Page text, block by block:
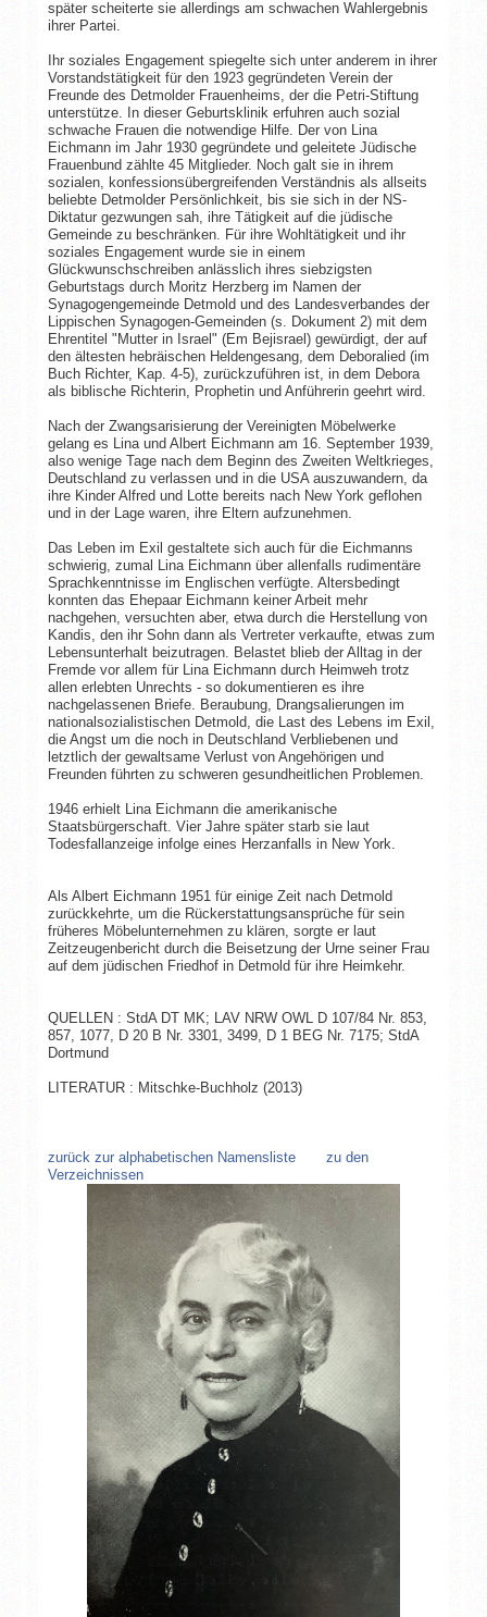
später scheiterte sie allerdings am schwachen Wahlergebnis
ihrer Partei.
Ihr soziales Engagement spiegelte sich unter anderem in ihrer
Vorstandstätigkeit für den 1923 gegründeten Verein der
Freunde des Detmolder Frauenheims, der die Petri-Stiftung
unterstütze. In dieser Geburtsklinik erfuhren auch sozial
schwache Frauen die notwendige Hilfe. Der von Lina
Eichmann im Jahr 1930 gegründete und geleitete Jüdische
Frauenbund zählte 45 Mitglieder. Noch galt sie in ihrem
sozialen, konfessionsübergreifenden Verständnis als allseits
beliebte Detmolder Persönlichkeit, bis sie sich in der NS-
Diktatur gezwungen sah, ihre Tätigkeit auf die jüdische
Gemeinde zu beschränken. Für ihre Wohltätigkeit und ihr
soziales Engagement wurde sie in einem
Glückwunschschreiben anlässlich ihres siebzigsten
Geburtstags durch Moritz Herzberg im Namen der
Synagogengemeinde Detmold und des Landesverbandes der
Lippischen Synagogen-Gemeinden (s. Dokument 2) mit dem
Ehrentitel "Mutter in Israel" (Em Bejisrael) gewürdigt, der auf
den ältesten hebräischen Heldengesang, dem Deboralied (im
Buch Richter, Kap. 4-5), zurückzuführen ist, in dem Debora
als biblische Richterin, Prophetin und Anführerin geehrt wird.
Nach der Zwangsarisierung der Vereinigten Möbelwerke
gelang es Lina und Albert Eichmann am 16. September 1939,
also wenige Tage nach dem Beginn des Zweiten Weltkrieges,
Deutschland zu verlassen und in die USA auszuwandern, da
ihre Kinder Alfred und Lotte bereits nach New York geflohen
und in der Lage waren, ihre Eltern aufzunehmen.
Das Leben im Exil gestaltete sich auch für die Eichmanns
schwierig, zumal Lina Eichmann über allenfalls rudimentäre
Sprachkenntnisse im Englischen verfügte. Altersbedingt
konnten das Ehepaar Eichmann keiner Arbeit mehr
nachgehen, versuchten aber, etwa durch die Herstellung von
Kandis, den ihr Sohn dann als Vertreter verkaufte, etwas zum
Lebensunterhalt beizutragen. Belastet blieb der Alltag in der
Fremde vor allem für Lina Eichmann durch Heimweh trotz
allen erlebten Unrechts - so dokumentieren es ihre
nachgelassenen Briefe. Beraubung, Drangsalierungen im
nationalsozialistischen Detmold, die Last des Lebens im Exil,
die Angst um die noch in Deutschland Verbliebenen und
letztlich der gewaltsame Verlust von Angehörigen und
Freunden führten zu schweren gesundheitlichen Problemen.
1946 erhielt Lina Eichmann die amerikanische
Staatsbürgerschaft. Vier Jahre später starb sie laut
Todesfallanzeige infolge eines Herzanfalls in New York.
Als Albert Eichmann 1951 für einige Zeit nach Detmold
zurückkehrte, um die Rückerstattungsansprüche für sein
früheres Möbelunternehmen zu klären, sorgte er laut
Zeitzeugenbericht durch die Beisetzung der Urne seiner Frau
auf dem jüdischen Friedhof in Detmold für ihre Heimkehr.
QUELLEN : StdA DT MK; LAV NRW OWL D 107/84 Nr. 853,
857, 1077, D 20 B Nr. 3301, 3499, D 1 BEG Nr. 7175; StdA
Dortmund
LITERATUR : Mitschke-Buchholz (2013)
zurück zur alphabetischen Namensliste
zu den
Verzeichnissen